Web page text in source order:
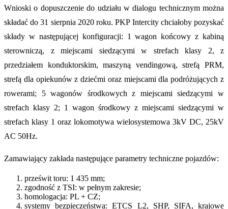
Wnioski o dopuszczenie do udziału w dialogu technicznym można
składać do 31 sierpnia 2020 roku. PKP Intercity chciałoby pozyskać
składy w następującej konfiguracji: 1 wagon końcowy z kabiną
sterowniczą, z miejscami siedzącymi w strefach klasy 2, z
przedziałem konduktorskim, maszyną vendingową, strefą PRM,
strefą dla opiekunów z dziećmi oraz miejscami dla podróżujących z
rowerami; 5 wagonów środkowych z miejscami siedzącymi w
strefach klasy 2; 1 wagon środkowy z miejscami siedzącymi w
strefach klasy 1 oraz lokomotywa wielosystemowa 3kV DC, 25kV
AC 50Hz.
Zamawiający zakłada następujące parametry techniczne pojazdów:
prześwit toru: 1 435 mm;
zgodność z TSI: w pełnym zakresie;
homologacja: PL + CZ;
systemy bezpieczeństwa: ETCS L2, SHP, SIFA, krajowe